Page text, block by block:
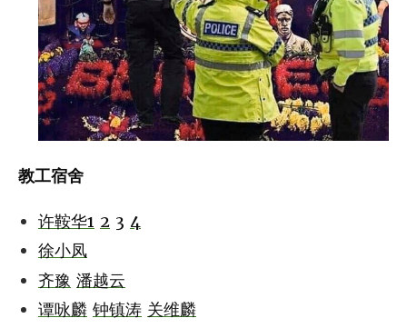
教工宿舍
许鞍华1 2 3 4
徐小凤
齐豫 潘越云
谭咏麟 钟镇涛 关维麟